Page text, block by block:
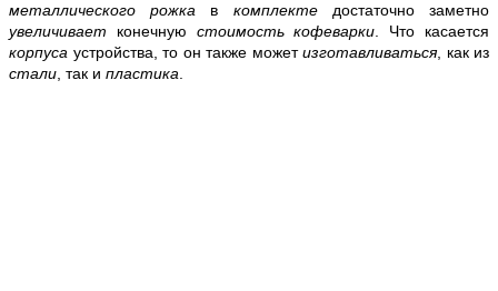
металлического рожка в комплекте достаточно заметно
увеличивает конечную стоимость кофеварки. Что касается
корпуса устройства, то он также можетизготавливаться, как из
стали, так и пластика.